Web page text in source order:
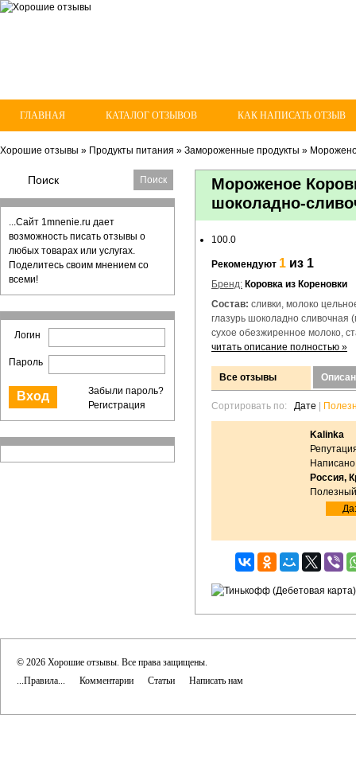
ГЛАВНАЯ КАТАЛОГ ОТЗЫВОВ КАК НАПИСАТЬ ОТЗЫВ
Хорошие отзывы » Продукты питания » Замороженные продукты »
...Сайт 1mnenie.ru дает
возможность писать отзывы о
любых товарах или услугах.
Поделитесь своим мнением со
всеми!
Логин
Пароль
Забыли пароль?
Регистрация
Мороженое
шоколадно-
100.0
Рекомендуют 1 из 1
Бренд: Коровка из Кореновки
Состав: сливки, молоко
глазурь шоколадно сливочная
сухое обезжиренное молоко,
читать описание полностью »
Все отзывы
Сортировать по: Дате
Kalinka
Россия,
© 2026 Хорошие отзывы. Все права защищены.
...Правила...
Комментарии Статьи Написать нам